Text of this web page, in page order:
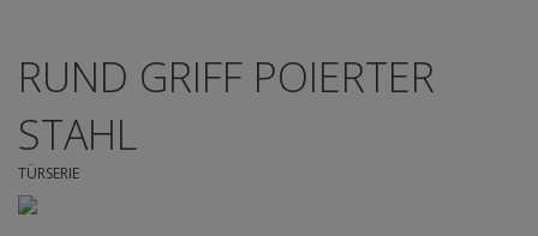
RUND GRIFF POIERTER
STAHL
TÜRSERIE